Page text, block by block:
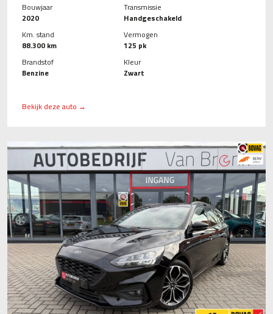
Bouwjaar
2020
Km. stand
88.300 km
Brandstof
Benzine
Transmissie
Handgeschakeld
Vermogen
125 pk
Kleur
Zwart
Bekijk deze auto →